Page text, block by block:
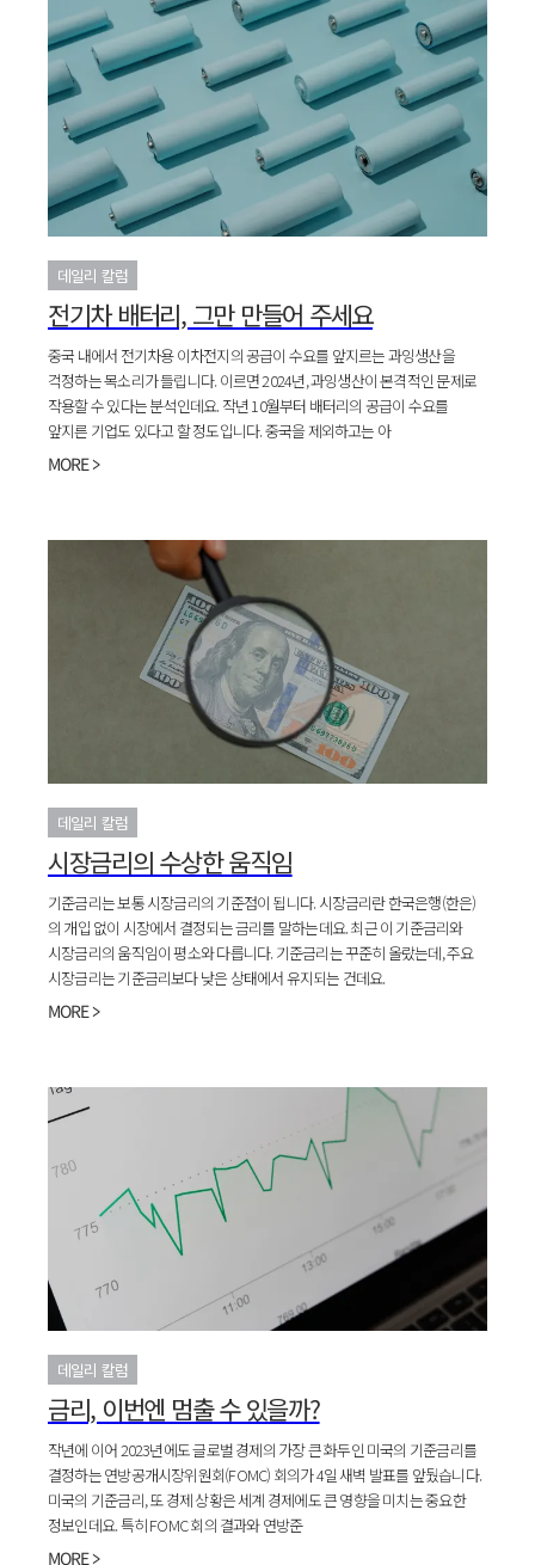
데일리 칼럼
전기차 배터리, 그만 만들어 주세요
중국 내에서 전기차용 이차전지의 공급이 수요를 앞지르는 과잉생산을
걱정하는 목소리가 들립니다. 이르면 2024년, 과잉생산이 본격적인 문제로
작용할 수 있다는 분석인데요. 작년 10월부터 배터리의 공급이 수요를
앞지른 기업도 있다고 할 정도입니다. 중국을 제외하고는 아
MORE >
데일리 칼럼
시장금리의 수상한 움직임
기준금리는 보통 시장금리의 기준점이 됩니다. 시장금리란 한국은행(한은)
의 개입 없이 시장에서 결정되는 금리를 말하는데요. 최근 이 기준금리와
시장금리의 움직임이 평소와 다릅니다. 기준금리는 꾸준히 올랐는데, 주요
시장금리는 기준금리보다 낮은 상태에서 유지되는 건데요.
MORE >
데일리 칼럼
금리, 이번엔 멈출 수 있을까?
작년에 이어 2023년에도 글로벌 경제의 가장 큰 화두인 미국의 기준금리를
결정하는 연방공개시장위원회(FOMC) 회의가 4일 새벽 발표를 앞뒀습니다.
미국의 기준금리, 또 경제 상황은 세계 경제에도 큰 영향을 미치는 중요한
정보인데요. 특히 FOMC 회의 결과와 연방준
MORE >